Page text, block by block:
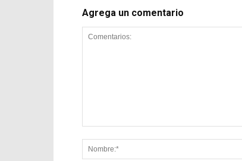
Agrega un comentario